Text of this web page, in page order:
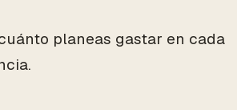
planeas gastar en cada